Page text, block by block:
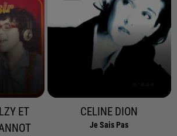
ET
CELINE DION
Je Sais Pas